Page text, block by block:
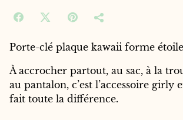
Porte-clé plaque kawaii forme
À accrocher partout, au sac, à la
au pantalon, c’est l’accessoire girly
fait toute la différence.